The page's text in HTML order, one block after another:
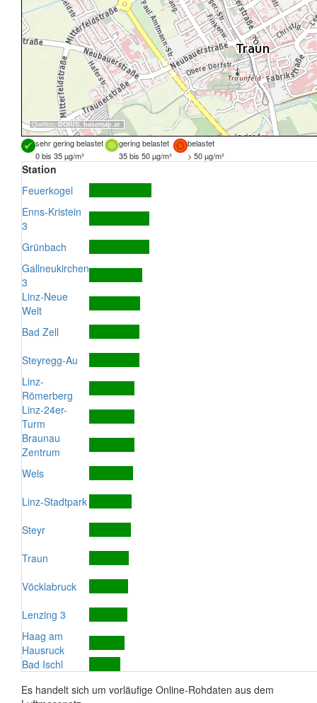
Quellen: DORIS, basemap.at
sehr gering belastet gering belastet
belastet
0 bis 35 µg/m³
35 bis 50 µg/m³ > 50 µg/m³
Station
Feuerkogel
Enns-Kristein
3
Grünbach
Gallneukirchen
3
Linz-Neue
Welt
Bad Zell
Steyregg-Au
Linz-
Römerberg
Linz-24er-
Turm
Braunau
Zentrum
Wels
Linz-Stadtpark
Steyr
Traun
Vöcklabruck
Lenzing 3
Haag am
Hausruck
Bad Ischl
Es handelt sich um vorläufige Online-Rohdaten aus dem